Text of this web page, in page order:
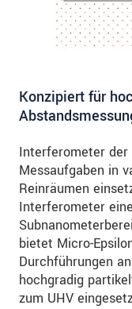
Konzipiert für
Interferometer der
Messaufgaben in
Reinräumen
Interferometer
bietet Micro-
Durchführungen
hochgradig
zum UHV